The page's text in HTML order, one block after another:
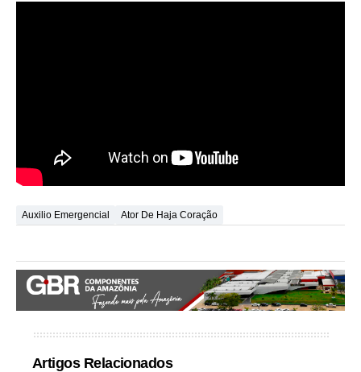
Auxilio Emergencial Ator De Haja Coração
Artigos Relacionados